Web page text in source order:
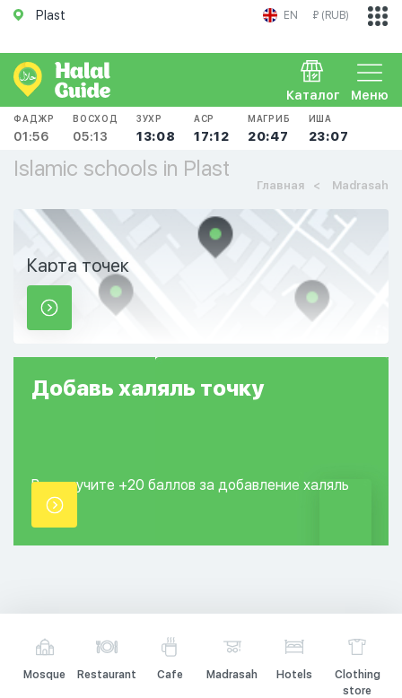
Plast EN ₽ (RUB)
Меню
Каталог
ФАДЖР
01:56
ВОСХОД
05:13
ЗУХР
13:08
АСР
17:12
МАГРИБ
20:47
ИША
23:07
Islamic schools in Plast
Главная Madrasah
Карта точек
Добавь халяль точку
Вы получите +20 баллов за добавление халяль
точки.
Mosque Restaurant Cafe Madrasah Hotels
Clothing
store